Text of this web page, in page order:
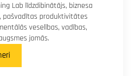
Lab līdzdibinātājs, biznesa
pašvadītas produktivitātes
veselības, vadības,
jomās.